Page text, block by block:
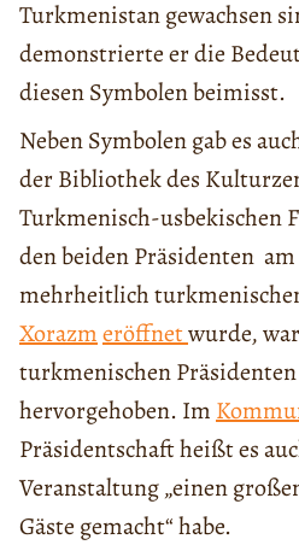
Turkmenistan gewachsen
demonstrierte er die
diesen Symbolen beimisst.
Neben Symbolen gab es
der Bibliothek des
Turkmenisch-usbekischen
den beiden Präsidenten
mehrheitlich
Xorazmeröffnetwurde,
turkmenischen
hervorgehoben. Im
Präsidentschaft heißt es
Veranstaltung „einen
Gäste gemacht“ habe.